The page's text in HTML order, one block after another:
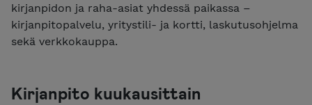
kirjanpidon ja raha-asiat yhdessä paikassa –
kirjanpitopalvelu, yritystili- ja kortti, laskutusohjelma
sekä verkkokauppa.
Kirjanpito kuukausittain